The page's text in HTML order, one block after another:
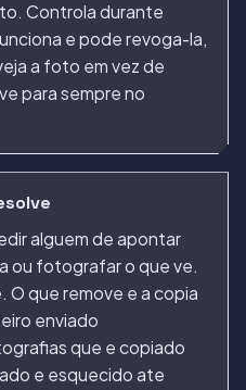
Controla durante
e pode revoga-la,
a foto em vez de
para sempre no
alguem de apontar
ou fotografar o que ve.
O que remove e a copia
enviado
que e copiado
e esquecido ate